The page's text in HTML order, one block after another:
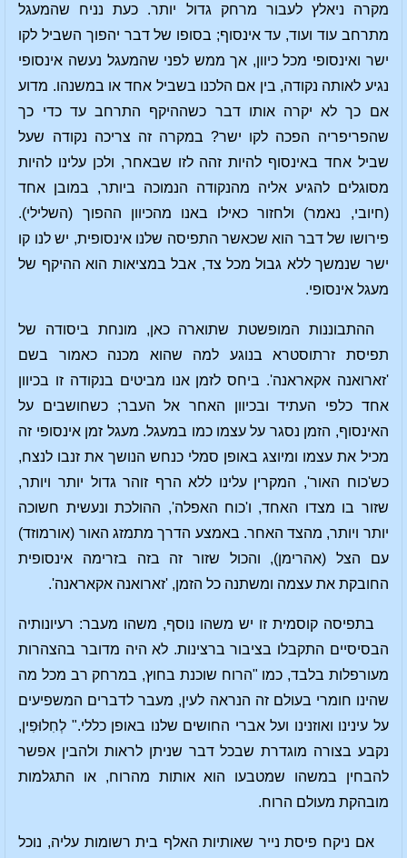
מקרה ניאלץ לעבור מרחק גדול יותר. כעת נניח שהמעגל
מתרחב עוד ועוד, עד אינסוף; בסופו של דבר יהפוך השביל לקו
ישר ואינסופי מכל כיוון, אך ממש לפני שהמעגל נעשה אינסופי
נגיע לאותה נקודה, בין אם הלכנו בשביל אחד או במשנהו. מדוע
אם כך לא יקרה אותו דבר כשההיקף התרחב עד כדי כך
שהפריפריה הפכה לקו ישר? במקרה זה צריכה נקודה שעל
שביל אחד באינסוף להיות זהה לזו שבאחר, ולכן עלינו להיות
מסוגלים להגיע אליה מהנקודה הנמוכה ביותר, במובן אחד
(חיובי, נאמר) ולחזור כאילו באנו מהכיוון ההפוך (השלילי).
פירושו של דבר הוא שכאשר התפיסה שלנו אינסופית, יש לנו קו
ישר שנמשך ללא גבול מכל צד, אבל במציאות הוא ההיקף של
מעגל אינסופי.
ההתבוננות המופשטת שתוארה כאן, מונחת ביסודה של
תפיסת זרתוסטרא בנוגע למה שהוא מכנה כאמור בשם
'זארואנה אקאראנה'. ביחס לזמן אנו מביטים בנקודה זו בכיוון
אחד כלפי העתיד ובכיוון האחר אל העבר; כשחושבים על
האינסוף, הזמן נסגר על עצמו כמו במעגל. מעגל זמן אינסופי זה
מכיל את עצמו ומיוצג באופן סמלי כנחש הנושך את זנבו לנצח,
כש'כוח האור', המקרין עלינו ללא הרף זוהר גדול יותר ויותר,
שזור בו מצדו האחד, ו'כוח האפלה', ההולכת ונעשית חשוכה
יותר ויותר, מהצד האחר. באמצע הדרך מתמזג האור (אורמוזד)
עם הצל (אהרימן), והכול שזור זה בזה בזרימה אינסופית
החובקת את עצמה ומשתנה כל הזמן, 'זארואנה אקאראנה'.
בתפיסה קוסמית זו יש משהו נוסף, משהו מעבר: רעיונותיה
הבסיסיים התקבלו בציבור ברצינות. לא היה מדובר בהצהרות
מעורפלות בלבד, כמו "הרוח שוכנת בחוץ, במרחק רב מכל מה
שהינו חומרי בעולם זה הנראה לעין, מעבר לדברים המשפיעים
על עינינו ואוזנינו ועל אברי החושים שלנו באופן כללי." לְחִלוּפִין,
נקבע בצורה מוגדרת שבכל דבר שניתן לראות ולהבין אפשר
להבחין במשהו שמטבעו הוא אותות מהרוח, או התגלמות
מובהקת מעולם הרוח.
אם ניקח פיסת נייר שאותיות האלף בית רשומות עליה, נוכל